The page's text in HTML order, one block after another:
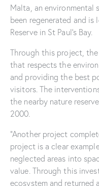
Malta, an environmental
been regenerated and
Reserve in St Paul’s Bay.
Through this project,
that respects the
and providing the best
visitors. The
the nearby nature
2000.
“Another project
project is a clear
neglected areas into
value. Through this
ecosystem and returned